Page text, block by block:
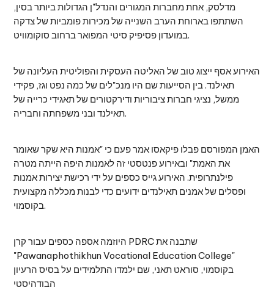
מדלסק, אחת מחברות המגורים והנדל"ן הגדולות ביותר בסין,
השתתפו בארוחת הערב השנייה של מכירות פומביות של צדקה
במועדון פסיפיק סיטי המפואר ברחוב סוקומוויט.
האירוע אסף ייצוג טוב של האליטה העסקית והפוליטית העליונה של
תאילנד. בין הסייעות שם היו מנכ"לים של כמה נפט וגז, פקידי
ממשל, נציגי חברות ציבוריות ודירקטורים של תאגידי כרייה של
תאילנד ובני משפחתה וחבריה.
האמן המפורסם פבלו פיקאסו אמר פעם כי "אמנות היא שקר שאומר
את האמת" ובאירוע פנטסטי זה לאמנות היפה הייתה מטרה
פילנתרופית. האירוע גייס כספים על ידי רכישת יצירות אמנות
ופסלים של אמנים תאילנדים ידועים כדי לבנות מכללה מקצועית
בקוסמוי.
היוזמה אספה כספים עבור קרן PDRC שתבנה את
"Pawanaphothikhun Vocational Education College"
בקוסמוי, סוראט תאני, שם ילמדו התלמידים על בסיס הרעיון
הבודהיסטי